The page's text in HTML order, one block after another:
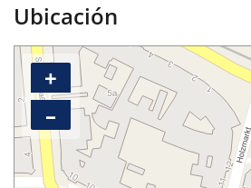
Ubicación
+
–